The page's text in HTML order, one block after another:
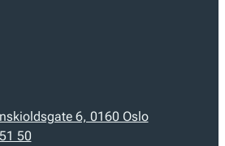
6, 0160 Oslo
50